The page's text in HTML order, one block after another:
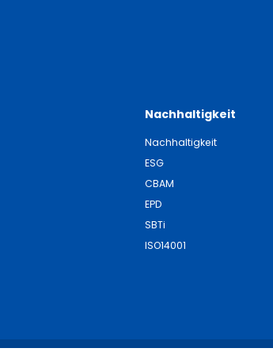
Nachhaltigkeit
Nachhaltigkeit
ESG
CBAM
EPD
SBTi
ISO14001